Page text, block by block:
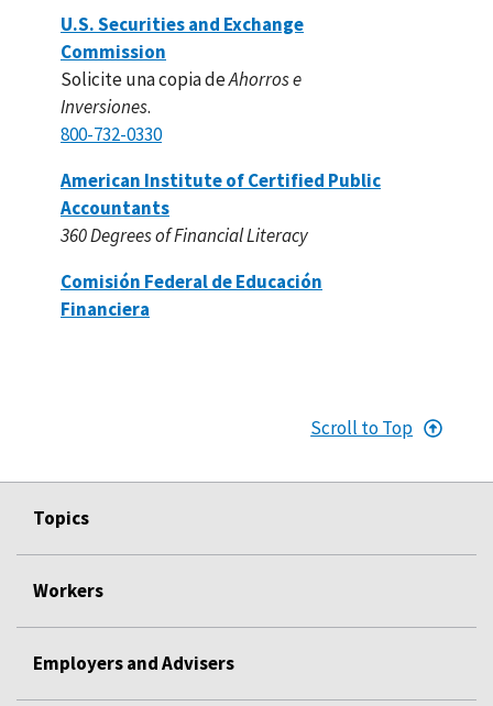
U.S. Securities and Exchange
Commission
Solicite una copia deAhorros e
Inversiones.
800-732-0330
American Institute of Certified Public
Accountants
360 Degrees of Financial Literacy
Comisión Federal de Educación
Financiera
Scroll to Top
Topics
Workers
Employers and Advisers